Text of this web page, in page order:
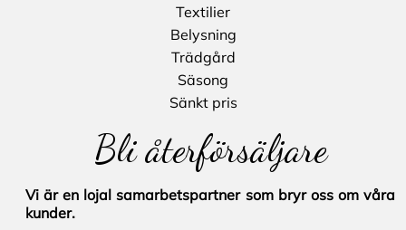
Textilier
Belysning
Trädgård
Säsong
Sänkt pris
Bli återförsäljare
Vi är en lojal samarbetspartner som bryr oss om våra
kunder.